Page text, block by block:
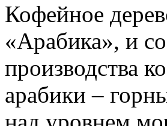
Кофейное
«Арабика», и
производства
арабики –